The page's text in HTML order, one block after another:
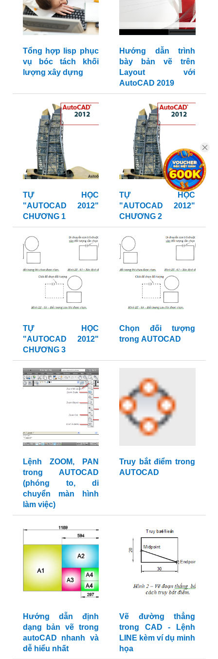
Tổng hợp lisp phục
vụ bóc tách khối
lượng xây dựng
Hướng dẫn trình
bày bản vẽ trên
Layout với
AutoCAD 2019
TỰ HỌC
"AUTOCAD 2012"
CHƯƠNG 1
TỰ HỌC
"AUTOCAD 2012"
CHƯƠNG 2
TỰ HỌC
"AUTOCAD 2012"
CHƯƠNG 3
Chọn đối tượng
trong AUTOCAD
Lệnh ZOOM, PAN
trong AUTOCAD
(phóng to, di
chuyển màn hình
làm việc)
Truy bắt điểm trong
AUTOCAD
Hướng dẫn định
dạng bản vẽ trong
autoCAD nhanh và
dễ hiểu nhất
Vẽ đường thẳng
trong CAD - Lệnh
LINE kèm ví dụ minh
họa